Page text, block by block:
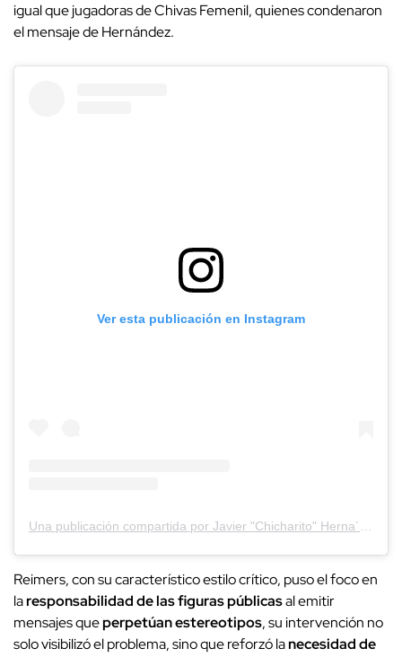
igual que jugadoras de Chivas Femenil, quienes condenaron
el mensaje de Hernández.
Ver esta publicación en Instagram
Reimers, con su característico estilo crítico, puso el foco en
laresponsabilidad de las figuras públicasal emitir
mensajes queperpetúan estereotipos, su intervención no
solo visibilizó el problema, sino que reforzó lanecesidad de